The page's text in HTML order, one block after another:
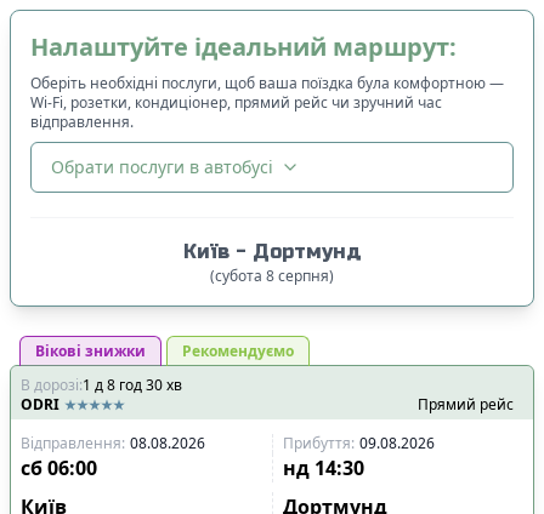
Налаштуйте ідеальний маршрут:
Оберіть необхідні послуги, щоб ваша поїздка була комфортною —
Wi-Fi, розетки, кондиціонер, прямий рейс чи зручний час
відправлення.
Обрати послуги в автобусі
Спочатку дешевші
Час відправлення:
Спочатку ранні
Спочатку вечірні
Час прибуття
Київ - Дортмунд
(субота 8серпня)
Вікові знижки
Рекомендуємо
В дорозі:1 д8 год30хв
ODRI
Прямий рейс
Відправлення: 08.08.2026 Прибуття: 09.08.2026
сб06:00 нд 14:30
Київ
Дортмунд